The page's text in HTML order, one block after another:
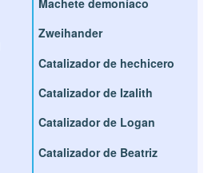
Zweihander
Catalizador de hechicero
Catalizador de Izalith
Catalizador de Logan
Catalizador de Beatriz